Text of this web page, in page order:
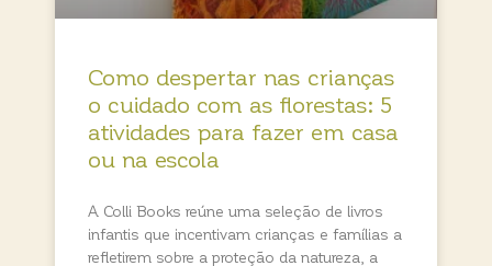
Como despertar nas crianças
o cuidado com as florestas: 5
atividades para fazer em casa
ou na escola
A Colli Books reúne uma seleção de livros
infantis que incentivam crianças e famílias a
refletirem sobre a proteção da natureza, a